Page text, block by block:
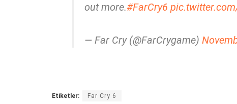
out more.#FarCry6
— Far Cry (@FarCrygame)
Etiketler: Far Cry 6